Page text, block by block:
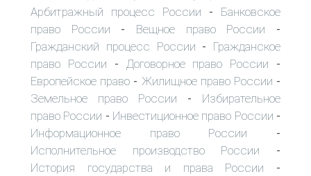
Арбитражный процесс России - Банковское
право России - Вещное право России -
Гражданский процесс России - Гражданское
право России - Договорное право России -
Европейское право - Жилищное право России -
Земельное право России - Избирательное
право России - Инвестиционное право России -
Информационное право России -
Исполнительное производство России -
История государства и права России -